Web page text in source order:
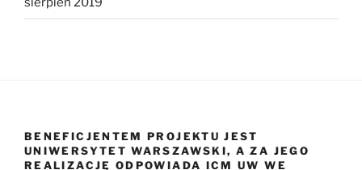
BENEFICJENTEM PROJEKTU JEST
UNIWERSYTET WARSZAWSKI, A ZA JEGO
REALIZACJĘ ODPOWIADA ICM UW WE